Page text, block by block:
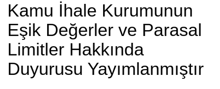
Kamu İhale Kurumunun
Eşik Değerler ve Parasal
Limitler Hakkında
Duyurusu Yayımlanmıştır